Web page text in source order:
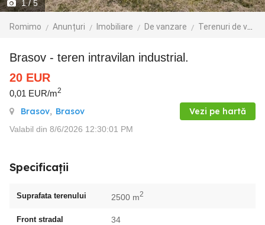
1/ 5
Romimo Anunțuri Imobiliare De vanzare Terenuri de vanzare
Brasov - teren intravilan industrial.
20 EUR
0,01 EUR/m2
Brasov, Brasov Vezi pe hartă
Valabil din 8/6/2026 12:30:01 PM
Specificații
Suprafata terenului 2500 m2
Front stradal 34